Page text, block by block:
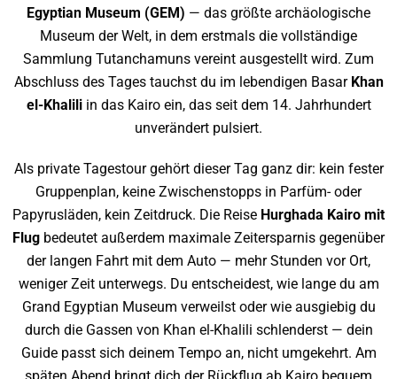
Egyptian Museum (GEM) — das größte archäologische
Museum der Welt, in dem erstmals die vollständige
Sammlung Tutanchamuns vereint ausgestellt wird. Zum
Abschluss des Tages tauchst du im lebendigen Basar Khan
el-Khaliliin das Kairo ein, das seit dem 14. Jahrhundert
unverändert pulsiert.
Als private Tagestour gehört dieser Tag ganz dir: kein fester
Gruppenplan, keine Zwischenstopps in Parfüm- oder
Papyrusläden, kein Zeitdruck. Die Reise Hurghada Kairo mit
Flug bedeutet außerdem maximale Zeitersparnis gegenüber
der langen Fahrt mit dem Auto — mehr Stunden vor Ort,
weniger Zeit unterwegs. Du entscheidest, wie lange du am
Grand Egyptian Museum verweilst oder wie ausgiebig du
durch die Gassen von Khan el-Khalili schlenderst — dein
Guide passt sich deinem Tempo an, nicht umgekehrt. Am